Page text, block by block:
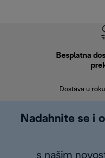
Besplatna
Dostava u
Nadahnite se i
s našim